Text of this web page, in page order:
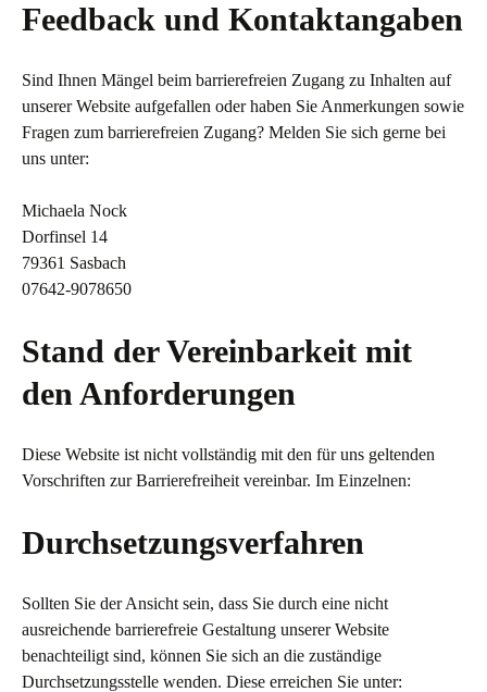
Feedback und Kontaktangaben
Sind Ihnen Mängel beim barrierefreien Zugang zu Inhalten auf
unserer Website aufgefallen oder haben Sie Anmerkungen sowie
Fragen zum barrierefreien Zugang? Melden Sie sich gerne bei
uns unter:
Michaela Nock
Dorfinsel 14
79361 Sasbach
07642-9078650
Stand der Vereinbarkeit mit
den Anforderungen
Diese Website ist nicht vollständig mit den für uns geltenden
Vorschriften zur Barrierefreiheit vereinbar. Im Einzelnen:
Durchsetzungsverfahren
Sollten Sie der Ansicht sein, dass Sie durch eine nicht
ausreichende barrierefreie Gestaltung unserer Website
benachteiligt sind, können Sie sich an die zuständige
Durchsetzungsstelle wenden. Diese erreichen Sie unter: